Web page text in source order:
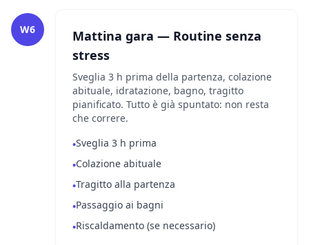
W6
Mattina gara — Routine senza
stress
Sveglia 3 h prima della partenza, colazione
abituale, idratazione, bagno, tragitto
pianificato. Tutto è già spuntato: non resta
che correre.
•Sveglia 3 h prima
•Colazione abituale
•Tragitto alla partenza
•Passaggio ai bagni
•Riscaldamento (se necessario)